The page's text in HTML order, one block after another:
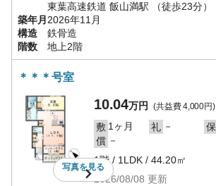
東葉高速鉄道 飯山満駅
（徒歩23分）
築年月 2026年11月
構造
鉄骨造
階数
地上2階
＊＊＊号室
写真を見る
10.04万円 (共益費4,000円)
敷 1ヶ月 礼 － 保
償 －
1階/ 1LDK / 44.20㎡
2026/08/08 更新